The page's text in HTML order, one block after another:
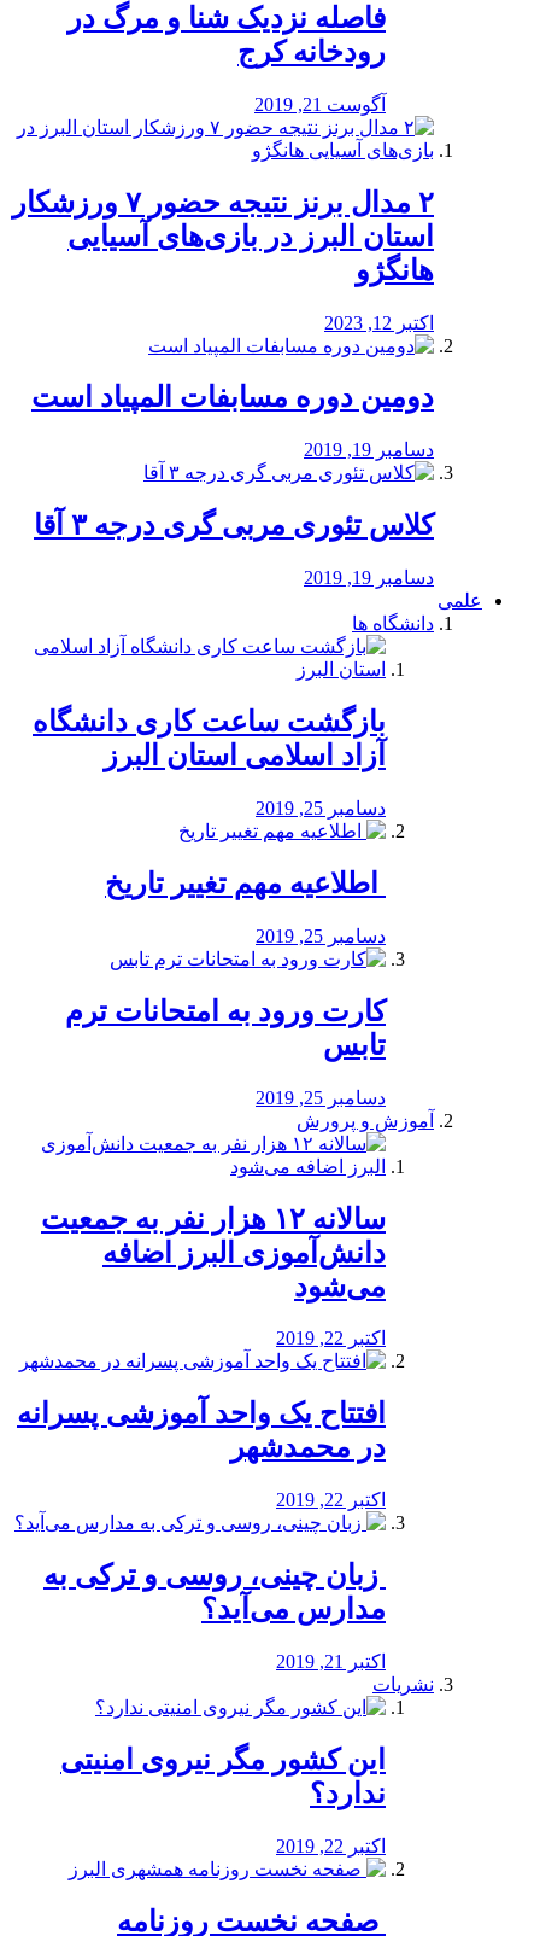
️فاصله نزدیک شنا و مرگ در
رودخانه کرج
آگوست 21, 2019
۲ مدال برنز نتیجه حضور ۷ ورزشکار
استان البرز در بازی‌های آسیایی
هانگژو
اکتبر 12, 2023
دومین دوره مسابفات المپیاد است
دسامبر 19, 2019
کلاس تئوری مربی گری درجه ۳ آقا
دسامبر 19, 2019
علمی
دانشگاه ها
بازگشت ساعت کاری دانشگاه
آزاد اسلامی استان البرز
دسامبر 25, 2019
️ اطلاعیه مهم تغییر تاریخ
دسامبر 25, 2019
کارت ورود به امتحانات ترم
تابس
دسامبر 25, 2019
آموزش و پرورش
️سالانه ۱۲ هزار نفر به جمعیت
دانش‌آموزی البرز اضافه
می‌شود
اکتبر 22, 2019
افتتاح یک واحد آموزشی پسرانه
در محمدشهر
اکتبر 22, 2019
️ زبان چینی، روسی و ترکی به
مدارس می‌آید؟
اکتبر 21, 2019
نشریات
این کشور مگر نیروی امنیتی
ندارد؟
اکتبر 22, 2019
️ صفحه نخست روزنامه‌